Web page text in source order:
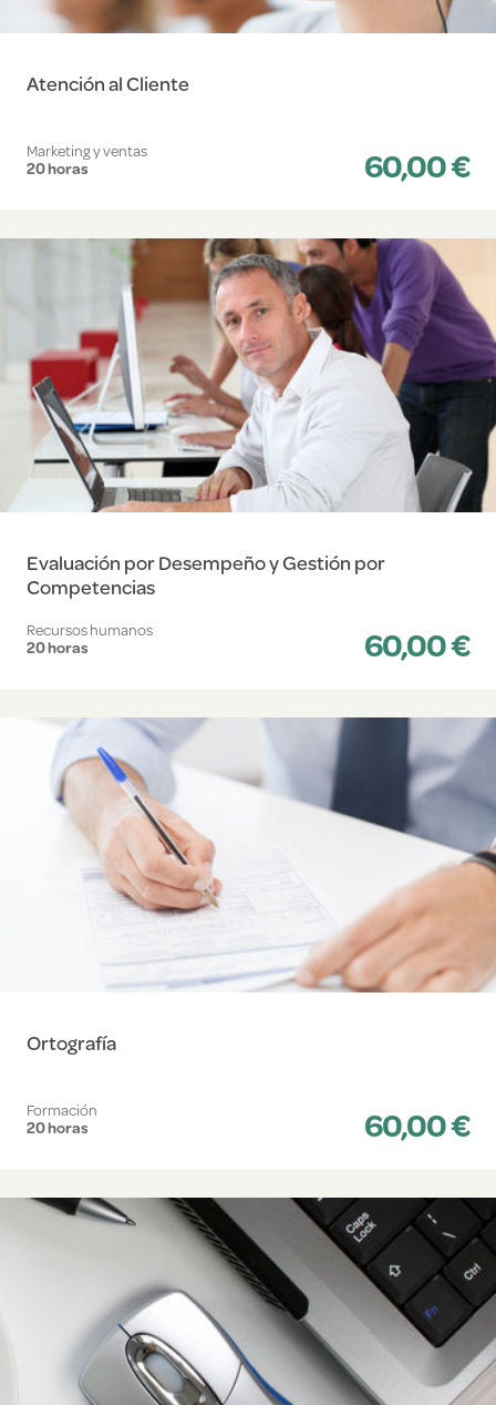
Atención al Cliente
Marketing y ventas
20 horas
60,00 €
Evaluación por Desempeño y Gestión por
Competencias
Recursos humanos
20 horas
60,00 €
Ortografía
Formación
20 horas
60,00 €